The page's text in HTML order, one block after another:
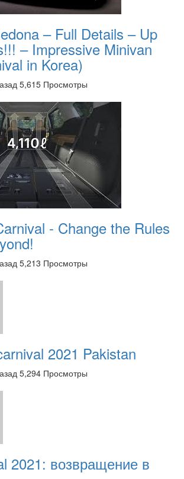
– Full Details – Up
– Impressive Minivan
in Korea)
5,615 Просмотры
- Change the Rules
5,213 Просмотры
2021 Pakistan
5,294 Просмотры
2021: возвращение в